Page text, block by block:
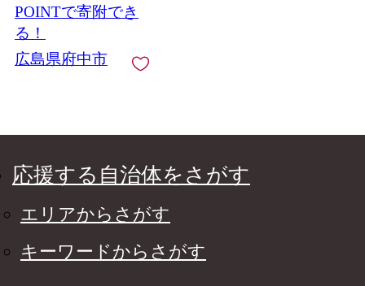
一人暮らし 保存しや
すい コレクション 推
し活 イラストグッズ
限定デザイン 広島県
POINTで寄附でき
る！
広島県府中市
応援する自治体をさがす
エリアからさがす
キーワードからさがす